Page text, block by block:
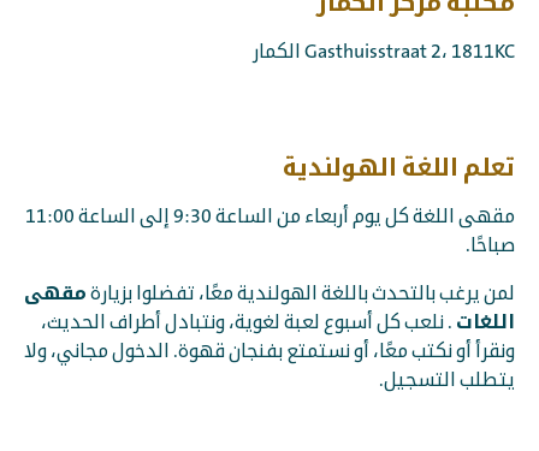
Gasthuisstraat 2، 1811KC الكمار
تعلم اللغة الهولندية
مقهى اللغة كل يوم أربعاء من الساعة 9:30 إلى الساعة 11:00
صباحًا.
لمن يرغب بالتحدث باللغة الهولندية معًا، تفضلوا بزيارة مقهى
اللغات . نلعب كل أسبوع لعبة لغوية، ونتبادل أطراف الحديث،
ونقرأ أو نكتب معًا، أو نستمتع بفنجان قهوة. الدخول مجاني، ولا
يتطلب التسجيل.